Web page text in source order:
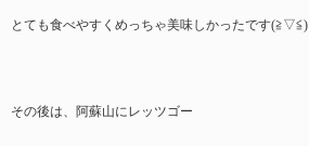
とても食べやすくめっちゃ美味しかったです(≧▽≦)
その後は、阿蘇山にレッツゴー